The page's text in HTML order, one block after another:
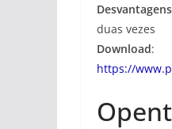
Desvantagens
duas vezes
Download:
https://